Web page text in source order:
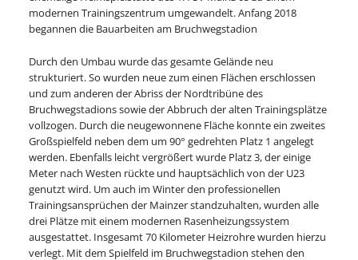
modernen Trainingszentrum umgewandelt. Anfang 2018
begannen die Bauarbeiten am Bruchwegstadion
Durch den Umbau wurde das gesamte Gelände neu
strukturiert. So wurden neue zum einen Flächen erschlossen
und zum anderen der Abriss der Nordtribüne des
Bruchwegstadions sowie der Abbruch der alten Trainingsplätze
vollzogen. Durch die neugewonnene Fläche konnte ein zweites
Großspielfeld neben dem um 90° gedrehten Platz 1 angelegt
werden. Ebenfalls leicht vergrößert wurde Platz 3, der einige
Meter nach Westen rückte und hauptsächlich von der U23
genutzt wird. Um auch im Winter den professionellen
Trainingsansprüchen der Mainzer standzuhalten, wurden alle
drei Plätze mit einem modernen Rasenheizungssystem
ausgestattet. Insgesamt 70 Kilometer Heizrohre wurden hierzu
verlegt. Mit dem Spielfeld im Bruchwegstadion stehen den